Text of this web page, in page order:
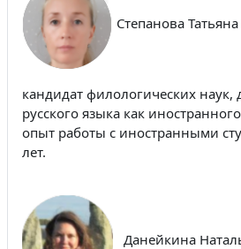
Степанова
кандидат филологических наук,
русского языка как
опыт работы с иностранными
лет.
Данейкина